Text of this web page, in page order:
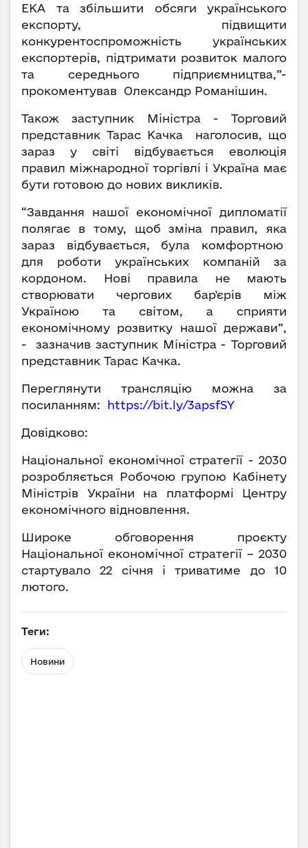
ЕКА та збільшити обсяги українського
експорту, підвищити
конкурентоспроможність українських
експортерів, підтримати розвиток малого
та середнього підприємництва,”-
прокоментував Олександр Романішин.
Також заступник Міністра - Торговий
представник Тарас Качка наголосив, що
зараз у світі відбувається еволюція
правил міжнародної торгівлі і Україна має
бути готовою до нових викликів.
“Завдання нашої економічної дипломатії
полягає в тому, щоб зміна правил, яка
зараз відбувається, була комфортною
для роботи українських компаній за
кордоном. Нові правила не мають
створювати чергових бар'єрів між
Україною та світом, а сприяти
економічному розвитку нашої держави”,
- зазначив заступник Міністра - Торговий
представник Тарас Качка.
Переглянути трансляцію можна за
посиланням: https://bit.ly/3apsfSY
Довідково:
Національної економічної стратегії - 2030
розробляється Робочою групою Кабінету
Міністрів України на платформі Центру
економічного відновлення.
Широке обговорення проєкту
Національної економічної стратегії – 2030
стартувало 22 січня і триватиме до 10
лютого.
Теги:
Новини